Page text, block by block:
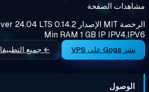
الصفحة
MIT الإصدار0.14.2
24.04 LTS
Min RAM1 GB IP
نشر Gogs على VPS ← جميع التطبيقات
الوصول